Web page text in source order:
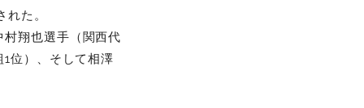
た。
翔也選手（関西代
位）、そして相澤